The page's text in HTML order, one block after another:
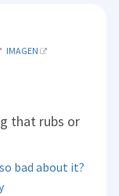
IMAGEN
that rubs or
bad about it?